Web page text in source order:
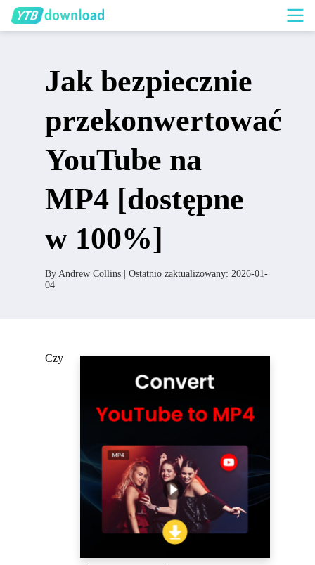
Jak bezpiecznie
przekonwertować
YouTube na
MP4 [dostępne
w 100%]
By Andrew Collins | Ostatnio zaktualizowany: 2026-01-
04
Czy